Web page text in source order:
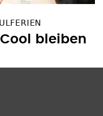
bleiben